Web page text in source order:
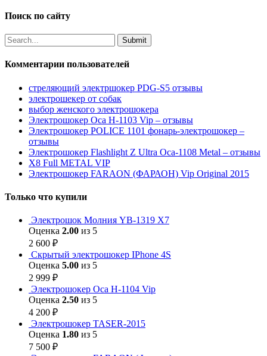
Поиск по сайту
Комментарии пользователей
стреляющий электршокер PDG-S5 отзывы
электрошекер от собак
выбор женского электрошокера
Электрошокер Оса H-1103 Vip – отзывы
Электрошокер POLICE 1101 фонарь-электрошокер –
отзывы
Электрошокер Flashlight Z Ultra Оса-1108 Metal – отзывы
Х8 Full METAL VIP
Электрошокер FARAON (ФАРАОН) Vip Original 2015
Только что купили
Электрошок Молния YB-1319 Х7
Оценка 2.00 из 5
2 600 ₽
Скрытый электрошокер IPhone 4S
Оценка 5.00 из 5
2 999 ₽
Электрошокер Оса H-1104 Vip
Оценка 2.50 из 5
4 200 ₽
Электрошокер TASER-2015
Оценка 1.80 из 5
7 500 ₽